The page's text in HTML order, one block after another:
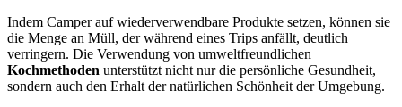
Indem Camper auf wiederverwendbare Produkte setzen, können sie
die Menge an Müll, der während eines Trips anfällt, deutlich
verringern. Die Verwendung von umweltfreundlichen
Kochmethoden unterstützt nicht nur die persönliche Gesundheit,
sondern auch den Erhalt der natürlichen Schönheit der Umgebung.